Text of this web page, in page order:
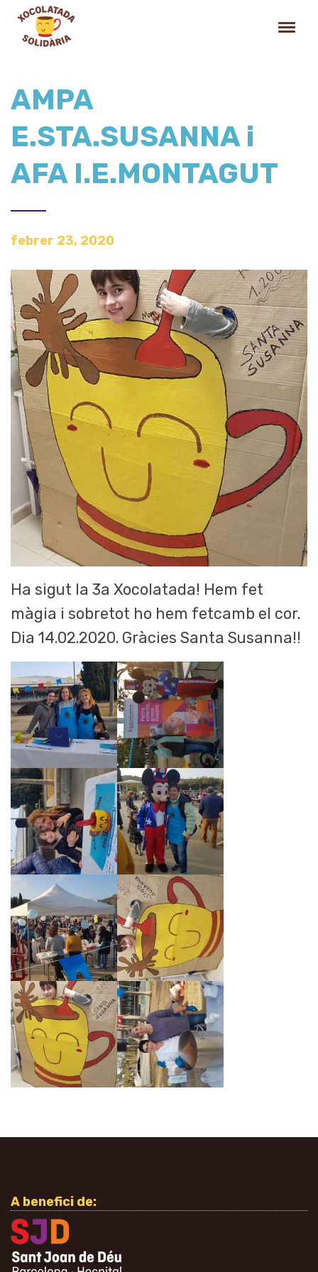
AMPA
E.STA.SUSANNA i
AFA I.E.MONTAGUT
febrer 23, 2020
Ha sigut la 3a Xocolatada! Hem fet
màgia i sobretot ho hem fetcamb el cor.
Dia 14.02.2020. Gràcies Santa Susanna!!
A benefici de: